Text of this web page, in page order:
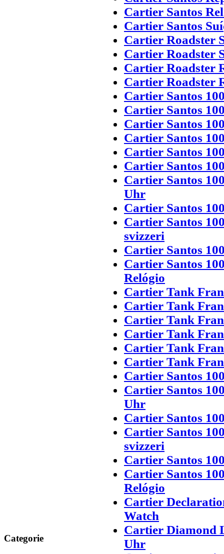
Categorie
Cartier Santos
Cartier Santos
Cartier Roadster
Cartier Roadster
Cartier Roadster
Cartier Roadster
Cartier Santos
Cartier Santos
Cartier Santos
Cartier Santos
Cartier Santos
Cartier Santos
Cartier Santos
Uhr
Cartier Santos
Cartier Santos
svizzeri
Cartier Santos
Cartier Santos
Relógio
Cartier Tank
Cartier Tank
Cartier Tank
Cartier Tank
Cartier Tank
Cartier Tank
Cartier Santos
Cartier Santos
Uhr
Cartier Santos
Cartier Santos
svizzeri
Cartier Santos
Cartier Santos
Relógio
Cartier
Watch
Cartier Diamond
Uhr